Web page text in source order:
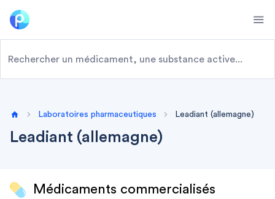
Home
Laboratoires pharmaceutiques Leadiant (allemagne)
Leadiant (allemagne)
Médicaments commercialisés